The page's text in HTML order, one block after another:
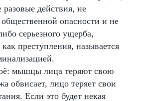
разовые действия, не
опасности и не
серьезного ущерба,
преступления, называется
мышцы лица теряют свою
обвисает, лицо теряет свои
Если это будет некая